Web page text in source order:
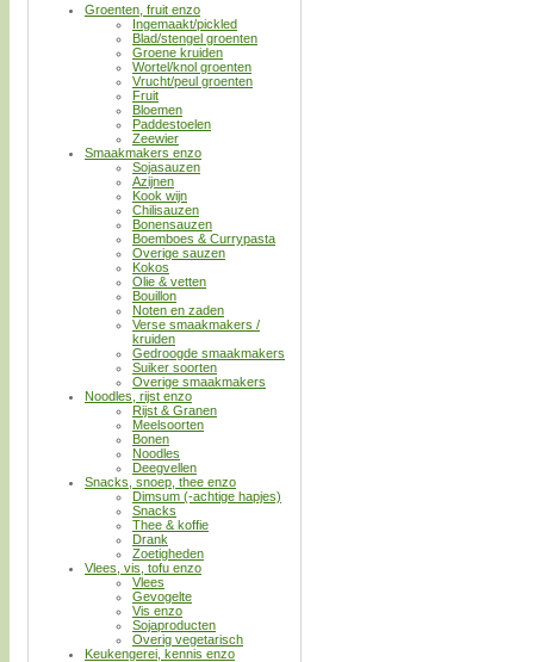
Groenten, fruit enzo
Ingemaakt/pickled
Blad/stengel groenten
Groene kruiden
Wortel/knol groenten
Vrucht/peul groenten
Fruit
Bloemen
Paddestoelen
Zeewier
Smaakmakers enzo
Sojasauzen
Azijnen
Kook wijn
Chilisauzen
Bonensauzen
Boemboes & Currypasta
Overige sauzen
Kokos
Olie & vetten
Bouillon
Noten en zaden
Verse smaakmakers /
kruiden
Gedroogde smaakmakers
Suiker soorten
Overige smaakmakers
Noodles, rijst enzo
Rijst & Granen
Meelsoorten
Bonen
Noodles
Deegvellen
Snacks, snoep, thee enzo
Dimsum (-achtige hapjes)
Snacks
Thee & koffie
Drank
Zoetigheden
Vlees, vis, tofu enzo
Vlees
Gevogelte
Vis enzo
Sojaproducten
Overig vegetarisch
Keukengerei, kennis enzo